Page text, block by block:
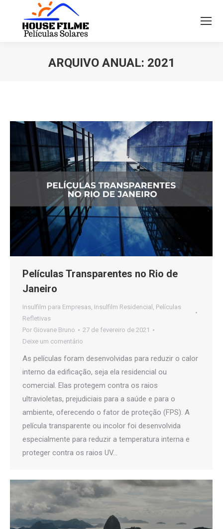
ARQUIVO ANUAL: 2021
Películas Transparentes no Rio de
Janeiro
Insulfilm para Empresas, Insulfilm Residencial , Películas
Refletivas
Por Giovane Bruno
27 de fevereiro de 2021
Deixe um comentário
As películas foram desenvolvidas para reduzir o calor
interno da edificação, seja ela residencial ou
comercial. Elas protegem contra os raios
ultravioletas, prejudiciais para a saúde e para o
ambiente, oferecendo o fator de proteção (FPS). A
película transparente ou incolor foi desenvolvida
especialmente para reduzir a temperatura interna e
proteger contra os raios UV…